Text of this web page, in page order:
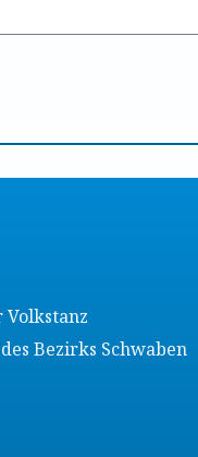
Volkstanz
Bezirks Schwaben